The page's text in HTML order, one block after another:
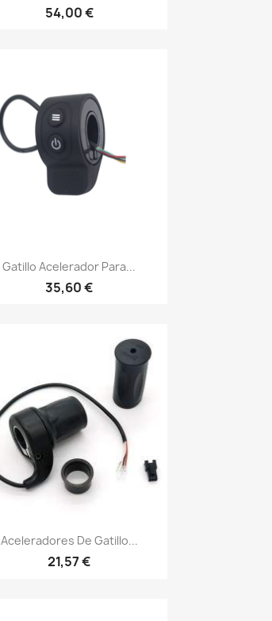
54,00 €
Vista rápida
Gatillo Acelerador Para...
35,60 €
Vista rápida
Aceleradores De Gatillo...
21,57 €